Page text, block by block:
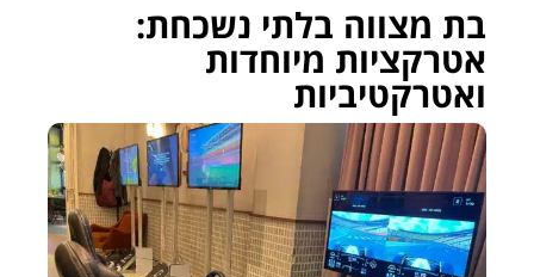
בת מצווה בלתי נשכחת:
אטרקציות מיוחדות
ואטרקטיביות